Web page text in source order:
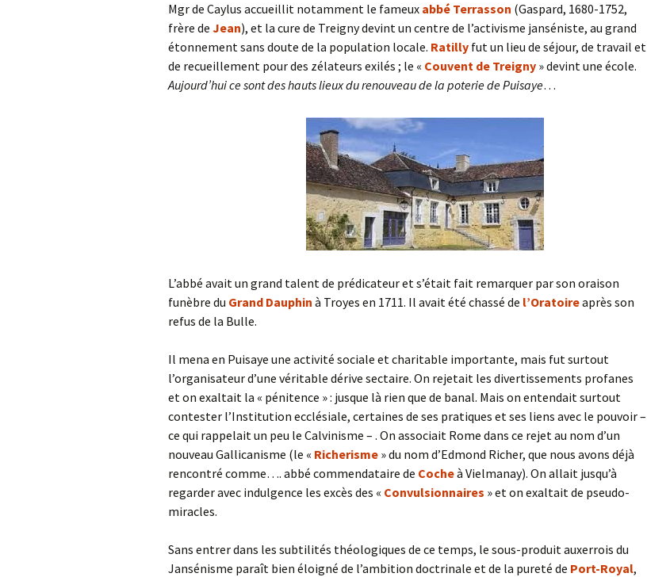
Mgr de Caylus accueillit notamment le fameux abbé Terrasson (Gaspard, 1680-1752,
frère de Jean), et la cure de Treigny devint un centre de l’activisme janséniste, au grand
étonnement sans doute de la population locale. Ratilly fut un lieu de séjour, de travail et
de recueillement pour des zélateurs exilés ; le « Couvent de Treigny » devint une école.
Aujourd’hui ce sont des hauts lieux du renouveau de la poterie de Puisaye…
L’abbé avait un grand talent de prédicateur et s’était fait remarquer par son oraison
funèbre du Grand Dauphin à Troyes en 1711. Il avait été chassé de l’Oratoireaprès son
refus de la Bulle.
Il mena en Puisaye une activité sociale et charitable importante, mais fut surtout
l’organisateur d’une véritable dérive sectaire. On rejetait les divertissements profanes
et on exaltait la « pénitence » : jusque là rien que de banal. Mais on entendait surtout
contester l’Institution ecclésiale, certaines de ses pratiques et ses liens avec le pouvoir –
ce qui rappelait un peu le Calvinisme – . On associait Rome dans ce rejet au nom d’un
nouveau Gallicanisme (le « Richerisme » du nom d’Edmond Richer, que nous avons déjà
rencontré comme…. abbé commendataire de Cocheà Vielmanay). On allait jusqu’à
regarder avec indulgence les excès des « Convulsionnaires » et on exaltait de pseudo-
miracles.
Sans entrer dans les subtilités théologiques de ce temps, le sous-produit auxerrois du
Jansénisme paraît bien éloigné de l’ambition doctrinale et de la pureté de Port-Royal,